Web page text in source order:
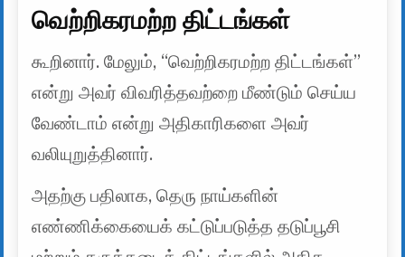
வெற்றிகரமற்ற திட்டங்கள்
கூறினார். மேலும், “வெற்றிகரமற்ற திட்டங்கள்”
என்று அவர் விவரித்தவற்றை மீண்டும் செய்ய
வேண்டாம் என்று அதிகாரிகளை அவர்
வலியுறுத்தினார்.
அதற்கு பதிலாக, தெரு நாய்களின்
எண்ணிக்கையைக் கட்டுப்படுத்த தடுப்பூசி